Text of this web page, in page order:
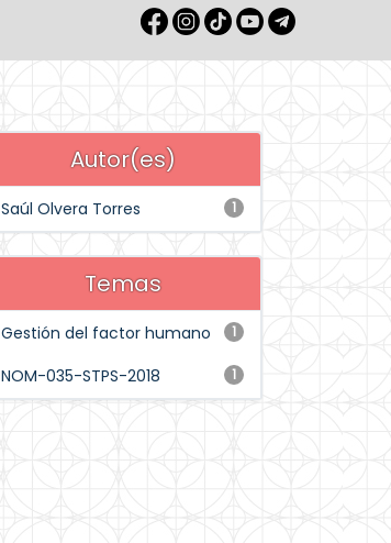
Autor(es)
1
Saúl Olvera Torres
Temas
1
Gestión del factor humano
1
NOM-035-STPS-2018